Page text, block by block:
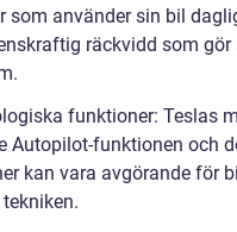
som använder sin bil
räckvidd som
funktioner: Teslas
Autopilot-funktionen och
kan vara avgörande för